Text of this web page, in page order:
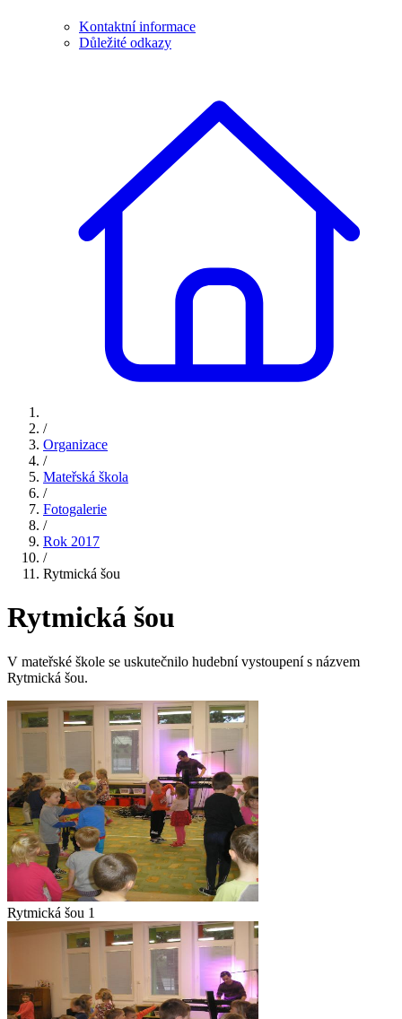
Kontaktní informace
Důležité odkazy
/
Organizace
/
Mateřská škola
/
Fotogalerie
/
Rok 2017
/
Rytmická šou
Rytmická šou
V mateřské škole se uskutečnilo hudební vystoupení s názvem
Rytmická šou.
Rytmická šou 1